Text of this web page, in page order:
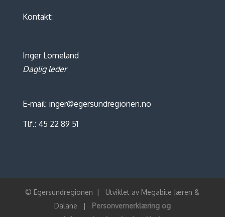
Kontakt:
Inger Lomeland
Daglig leder
E-mail: inger@egersundregionen.no
Tlf.: 45 22 89 51
© Egersundregionen | Utviklet av Megabite Jæren &
Dalane | Personvernerklæring og